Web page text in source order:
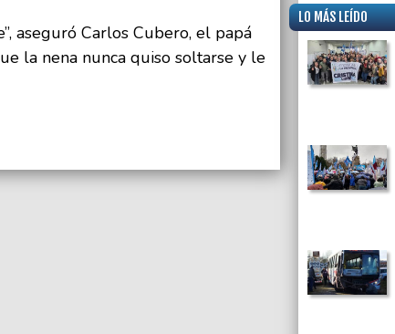
aseguró Carlos Cubero, el papá
la nena nunca quiso soltarse y le
LO MÁS LEÍDO